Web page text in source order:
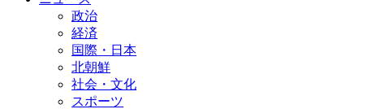
政治
経済
国際・日本
北朝鮮
社会・文化
スポーツ